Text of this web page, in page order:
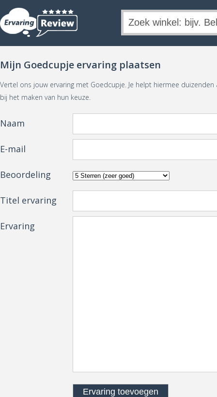
Mijn Goedcupje ervaring plaatsen
Vertel ons jouw ervaring met Goedcupje. Je helpt hiermee
bij het maken van hun keuze.
Naam
E-mail
Beoordeling
Titel ervaring
Ervaring